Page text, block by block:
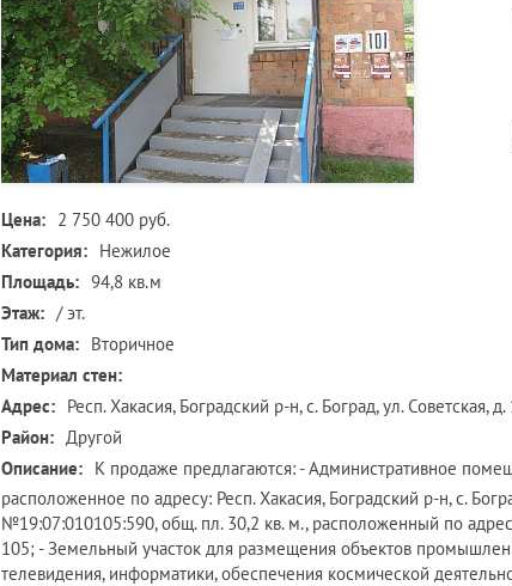
Цена: 2 750 400 руб.
Категория: Нежилое
Площадь: 94,8 кв.м
Этаж: / эт.
Тип дома: Вторичное
Материал стен:
Адрес: Респ. Хакасия, Боградский р-н, с. Боград, ул. Советская,
Район: Другой
Описание: К продаже предлагаются: - Административное
расположенное по адресу: Респ. Хакасия, Боградский р-н, с.
№19:07:010105:590, общ. пл. 30,2 кв. м., расположенный по
105; - Земельный участок для размещения объектов
телевидения, информатики, обеспечения космической